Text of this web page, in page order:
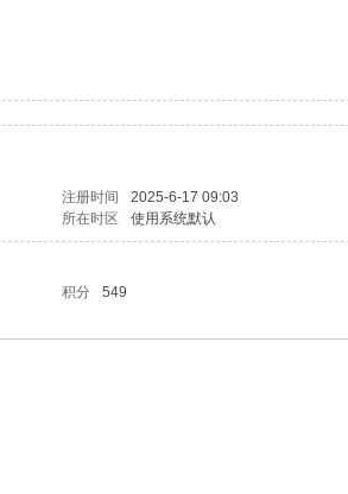
注册时间 2025-6-17 09:03
所在时区 使用系统默认
积分 549